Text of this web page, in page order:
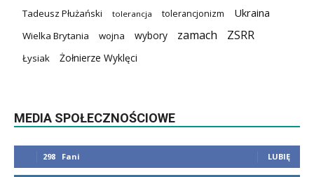
Tadeusz Płużański tolerancja tolerancjonizm Ukraina
Wielka Brytania wojna wybory zamach ZSRR
Łysiak Żołnierze Wyklęci
MEDIA SPOŁECZNOŚCIOWE
298 Fani LUBIĘ